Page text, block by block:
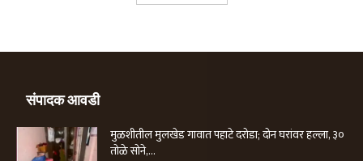
संपादक आवडी
मुळशीतील मुलखेड गावात पहाटे दरोडा; दोन घरांवर हल्ला, ३०
तोळे सोने,...